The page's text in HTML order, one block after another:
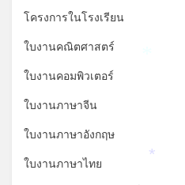
โครงการในโรงเรียน
ใบงานคณิตศาสตร์
ใบงานคอมพิวเตอร์
ใบงานภาษาจีน
ใบงานภาษาอังกฤษ
ใบงานภาษาไทย